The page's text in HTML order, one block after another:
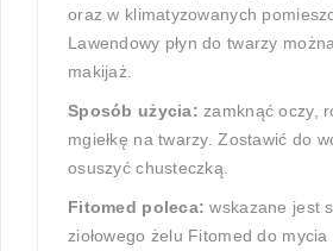
oraz w klimatyzowanych
Lawendowy płyn do twarzy
makijaż.
Sposób użycia: zamknąć oczy,
mgiełkę na twarzy. Zostawić do
osuszyć chusteczką.
Fitomed poleca: wskazane jest
ziołowego żelu Fitomed do